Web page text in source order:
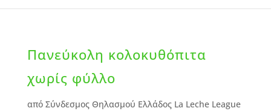
Πανεύκολη κολοκυθόπιτα
χωρίς φύλλο
από Σύνδεσμος Θηλασμού Ελλάδος La Leche League